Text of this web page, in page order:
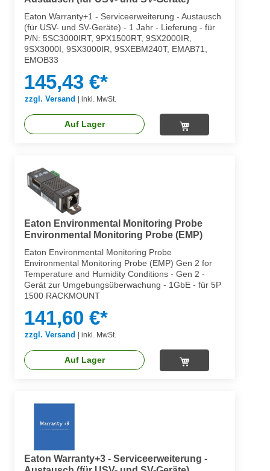
Eaton Warranty+1 - Serviceerweiterung - Austausch
(für USV- und SV-Geräte) - 1 Jahr - Lieferung - für
P/N: 5SC3000IRT, 9PX1500RT, 9SX2000IR,
9SX3000I, 9SX3000IR, 9SXEBM240T, EMAB71,
EMOB33
145,43 €*
zzgl. Versand inkl. MwSt.
Auf Lager
Eaton Environmental Monitoring Probe
Environmental Monitoring Probe (EMP)
Eaton Environmental Monitoring Probe
Environmental Monitoring Probe (EMP) Gen 2 for
Temperature and Humidity Conditions - Gen 2 -
Gerät zur Umgebungsüberwachung - 1GbE - für 5P
1500 RACKMOUNT
141,60 €*
zzgl. Versand | inkl. MwSt.
Auf Lager
Eaton Warranty+3 - Serviceerweiterung -